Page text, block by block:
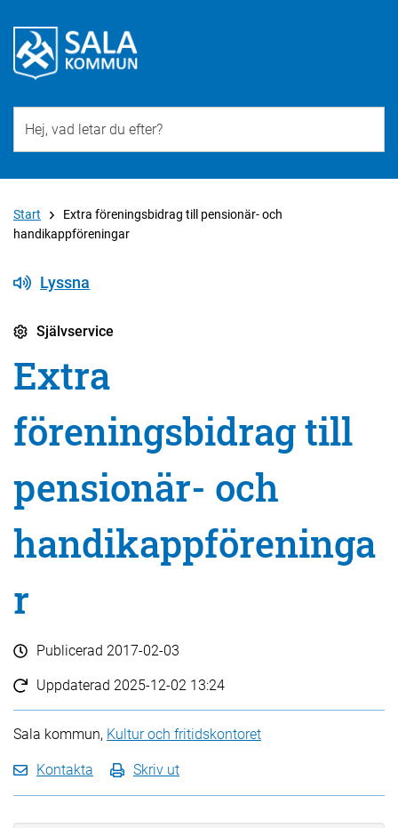
Start
Extra föreningsbidrag till pensionär- och
handikappföreningar
Lyssna
Självservice
Extra
föreningsbidrag till
pensionär- och
handikappföreninga
r
Publicerad 2017-02-03
Uppdaterad 2025-12-02 13:24
Sala kommun, Kultur och fritidskontoret
Kontakta Skriv ut